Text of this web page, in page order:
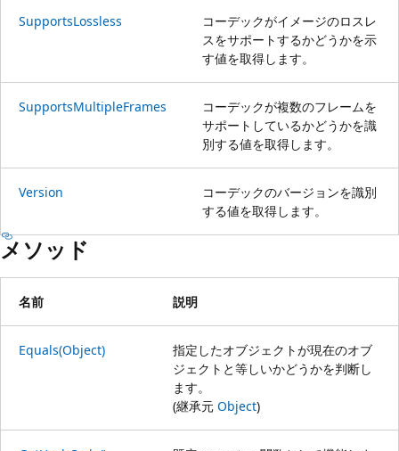
SupportsLossless
コーデックがイメージのロスレ
スをサポートするかどうかを示
す値を取得します。
SupportsMultipleFrames
コーデックが複数のフレームを
サポートしているかどうかを識
別する値を取得します。
Version
コーデックのバージョンを識別
する値を取得します。
メソッド
名前 説明
Equals(Object)
指定したオブジェクトが現在のオブ
ジェクトと等しいかどうかを判断し
ます。
(継承元 Object)